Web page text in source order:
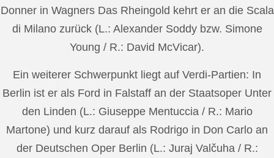
Donner in Wagners Das Rheingold kehrt er an die Scala
di Milano zurück (L.: Alexander Soddy bzw. Simone
Young / R.: David McVicar).
Ein weiterer Schwerpunkt liegt auf Verdi-Partien: In
Berlin ist er als Ford in Falstaff an der Staatsoper Unter
den Linden (L.: Giuseppe Mentuccia / R.: Mario
Martone) und kurz darauf als Rodrigo in Don Carlo an
der Deutschen Oper Berlin (L.: Juraj Valčuha / R.: